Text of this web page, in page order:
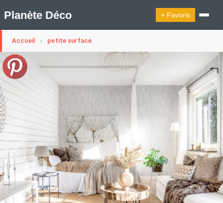
Planète Déco + Favoris
🛍︎ Shop Planète Déco ℹ︎ À propos
Appartement Design
Design Suédois En Quelques Photos
Idées Déco En 10 Photos
La Semaine Décoration Et Design
Maison En Ville
Méli-Mélo Suédois
Tendance
Interieurs Scandinaves
La Décoration Selon Votre Signe Astrologique
Les Trouvailles Déco Du Jour
Loft
Maison Appartement Écologique
Accueil › petite surface